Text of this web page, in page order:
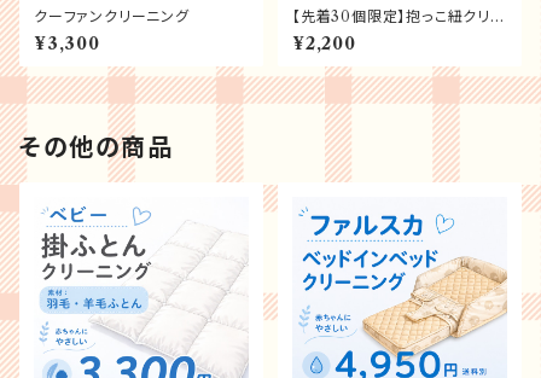
クーファンクリーニング
¥3,300
【先着30個限定】抱っこ紐クリー
ニング 赤ちゃん応援キャンペ
ーン
¥2,200
その他の商品